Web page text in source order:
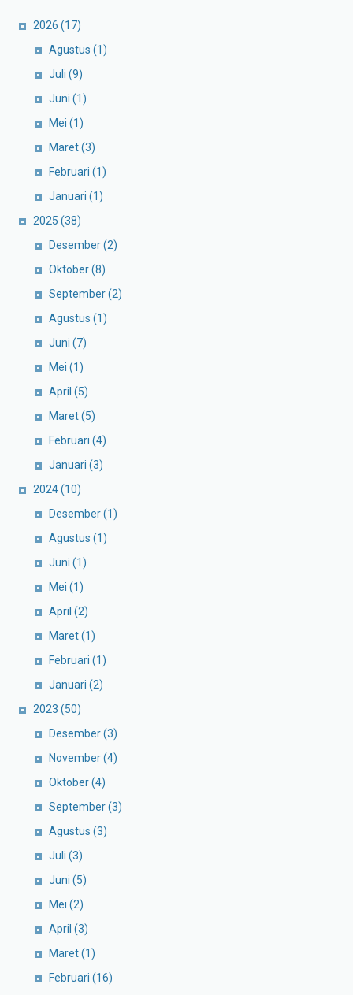
2026 (17)
Agustus (1)
Juli (9)
Juni (1)
Mei (1)
Maret(3)
Februari (1)
Januari (1)
2025 (38)
Desember(2)
Oktober(8)
September(2)
Agustus (1)
Juni (7)
Mei (1)
April (5)
Maret(5)
Februari (4)
Januari (3)
2024(10)
Desember(1)
Agustus (1)
Juni (1)
Mei (1)
April (2)
Maret(1)
Februari (1)
Januari (2)
2023 (50)
Desember(3)
November(4)
Oktober(4)
September(3)
Agustus (3)
Juli (3)
Juni (5)
Mei (2)
April (3)
Maret(1)
Februari (16)